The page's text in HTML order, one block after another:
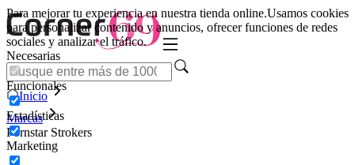
Para mejorar tu experiencia en nuestra tienda online.Usamos cookies
para personalizar contenido y anuncios, ofrecer funciones de redes
sociales y analizar el tráfico.
Necesarias
Funcionales
Estadísticas
Marketing
Inicio
Marcas
Pornstar Strokers